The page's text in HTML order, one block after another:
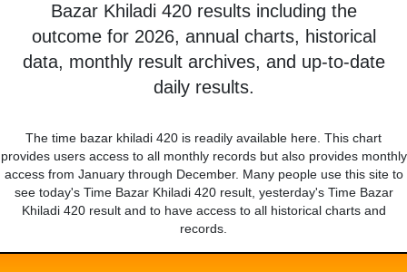
Bazar Khiladi 420 results including the
outcome for 2026, annual charts, historical
data, monthly result archives, and up-to-date
daily results.
The time bazar khiladi 420 is readily available here. This chart
provides users access to all monthly records but also provides monthly
access from January through December. Many people use this site to
see today's Time Bazar Khiladi 420 result, yesterday's Time Bazar
Khiladi 420 result and to have access to all historical charts and
records.